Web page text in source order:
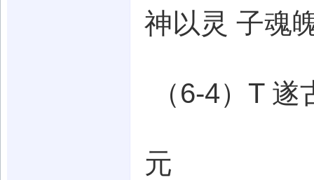
神以灵 子魂
（6-4）T
元